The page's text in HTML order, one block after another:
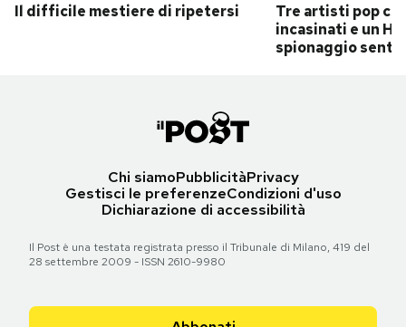
Il difficile mestiere di ripetersi
Tre artisti pop
incasinati e un
spionaggio
Chi siamoPubblicitàPrivacy
Gestisci le preferenzeCondizioni d'uso
Dichiarazione di accessibilità
Il Post è una testata registrata presso il Tribunale di Milano, 419 del
28 settembre 2009 - ISSN 2610-9980